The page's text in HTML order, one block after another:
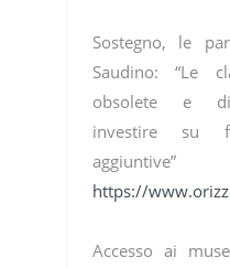
Sostegno, le
Saudino: “Le
obsolete e
investire su
aggiuntive”
https://
Accesso ai